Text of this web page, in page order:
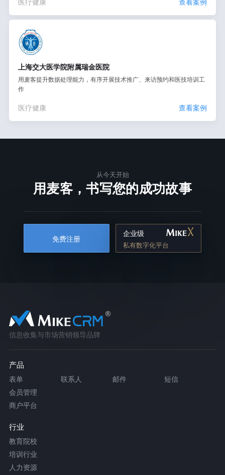
上海交大医学院附属瑞金医院
用麦客提升数据处理能力，有序开展技术推广、来访预约和医技培训工
作
医疗健康 查看案例
从今天开始
用麦客，书写您的成功故事
免费注册
企业级
私有数字化平台
信息收集与市场营销领导品牌
产品
表单 联系人 邮件
短信
会员管理
商户平台
行业
教育院校
培训行业
人力资源